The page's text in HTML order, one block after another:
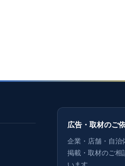
広告・取材のご
企業・店舗・自治
掲載・取材のご相
います。